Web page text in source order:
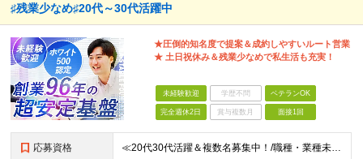
♯残業少なめ♯20代～30代活躍中
★圧倒的知名度で提案＆成約しやすいルート営業
★ 土日祝休み＆残業少なめで私生活も充実！
未経験歓迎 学歴不問 ベテランOK
完全週休2日 賞与複数月 面接1回
応募資格 ≪20代30代活躍＆複数名募集中！/職種・業種未経験大歓迎/第二新卒OK≫ ◎普通自動車免許（AT限定可）をお持ちの方 └お客様先へ訪問するため、問題なく運転ができる方を想定しています。 ◎高卒以上